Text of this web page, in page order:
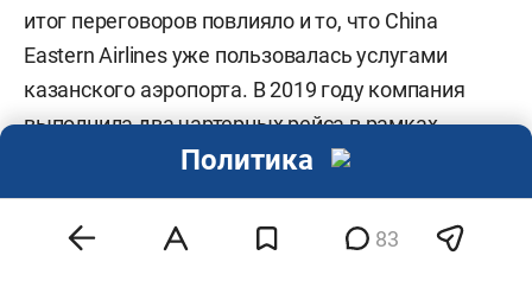
итог переговоров повлияло и то, что China
Eastern Airlines уже пользовалась услугами
казанского аэропорта. В 2019 году компания
выполнила два чартерных рейса в рамках
WorldSkills, китайские менеджеры понимали, в
каких условиях им предстоит работать.
Добавим, что в Казани могут появиться рейсы
83
Политика